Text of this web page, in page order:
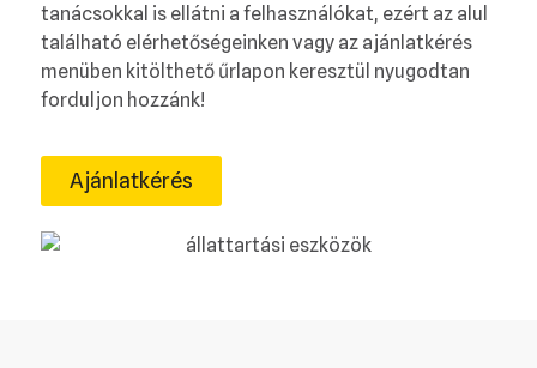
tanácsokkal is ellátni a felhasználókat, ezért az alul
található elérhetőségeinken vagy az ajánlatkérés
menüben kitölthető űrlapon keresztül nyugodtan
forduljon hozzánk!
Ajánlatkérés